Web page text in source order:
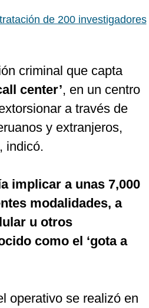
de 200 investigadores
criminal que capta
center’, en un centro
a través de
y extranjeros,
indicó.
implicar a unas 7,000
modalidades, a
u otros
como el ‘gota a
operativo se realizó en